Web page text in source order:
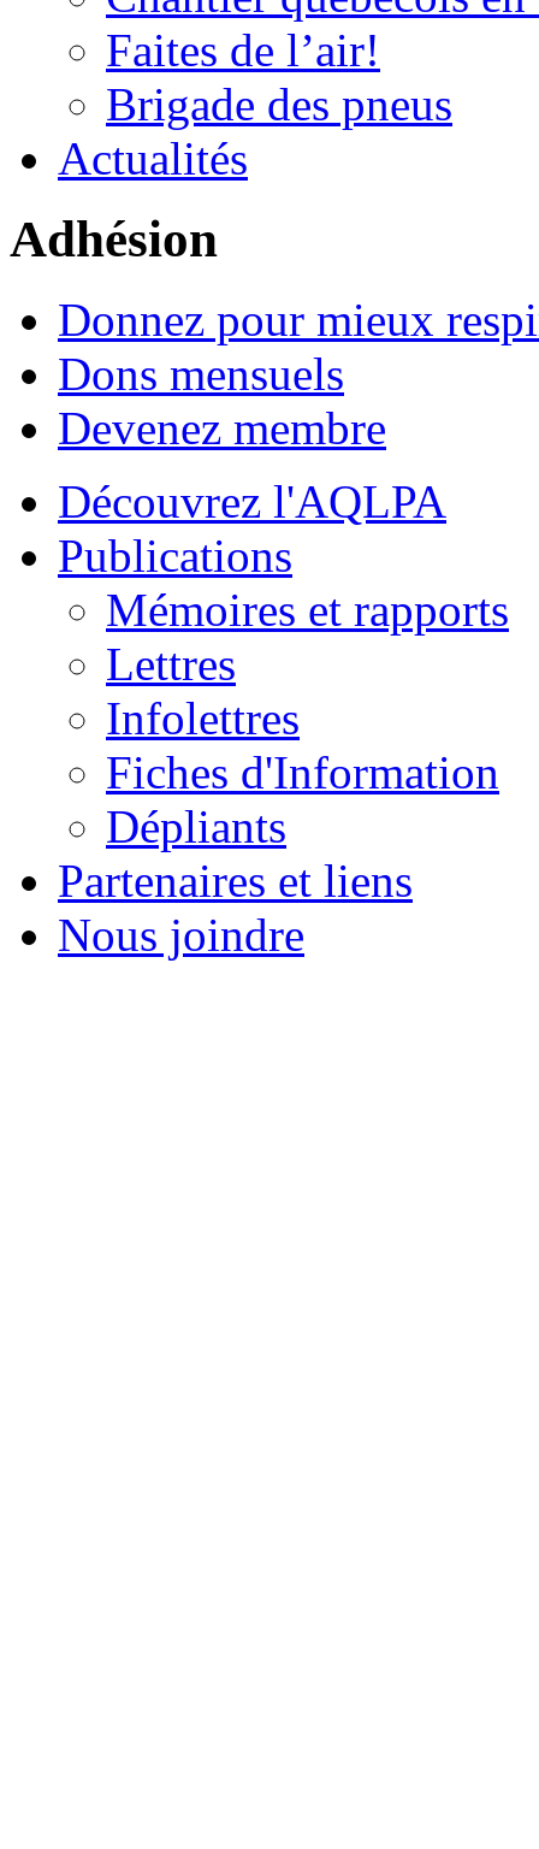
Faites de l’air!
Brigade des pneus
Actualités
Adhésion
Donnez pour mieux
Dons mensuels
Devenez membre
Découvrez l'AQLPA
Publications
Mémoires et rapports
Lettres
Infolettres
Fiches d'Information
Dépliants
Partenaires et liens
Nous joindre